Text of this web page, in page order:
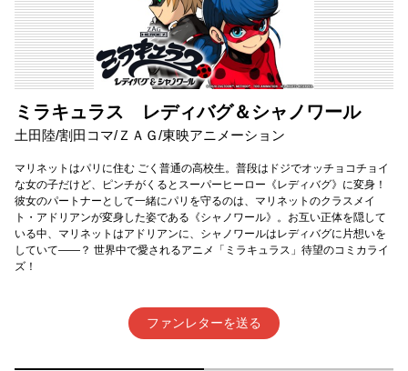
ミラキュラス レディバグ＆シャノワール
土田陸/割田コマ/ ＺＡＧ/東映アニメーション
マリネットはパリに住む ごく普通の高校生。普段はドジでオッチョコチョイ
な女の子だけど、ピンチがくるとスーパーヒーロー《レディバグ》に変身！
彼女のパートナーとして一緒にパリを守るのは、マリネットのクラスメイ
ト・アドリアンが変身した姿である《シャノワール》。お互い正体を隠して
いる中、マリネットはアドリアンに、シャノワールはレディバグに片想いを
していて――？ 世界中で愛されるアニメ「ミラキュラス」待望のコミカライ
ズ！
ファンレターを送る